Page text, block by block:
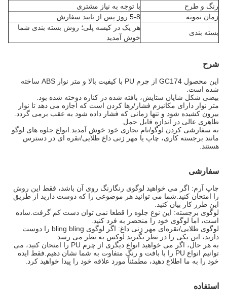
رنگ و طرح
با توجه به نیاز مشتری
زمان نمونه
5-8 روز پس از تایید سفارش
بسته بندی
هر یک در کیسه پلی؛ روش بسته بندی شما
خوش آمدید
شرح
این محصول GC174 از چرم PU با کیفیت بالا و متر نوار ABS ساخته
شده است.
بیضی شکل شایان ستایش، بافته شده در کناره دوخته شده بود.
متر نوار دارای مکانیزم فشار/رها کردن است که اجازه می دهد تا نوار
بیرون کشیده شود و تنها زمانی که فشار داده شود به عقب برمی گردد.
ظاهری عالی در اندازه قابل حمل.
به سفارشی کردن لوگو/نام تجاری خود خوش آمدید.انواع جلوه های لوگو
مانند برجسته کاری، چاپ یا مهر زنی داغ طلایی/نقره ای در دسترس
هستند.
سفارشی
چاپ آرم: اگر می خواهید لوگوی رنگارنگ روی آن باشد، فقط این روش
را امتحان کنید.شما می توانید هر موضوعی را که دوست دارید از طریق
این طرز کار بیان کنید.
لوگوی برجسته: این نوع جلوه را قطعا نمی توان دست کم گرفت.ساده
است، اما لوگوی خود را منحصر به فرد کنید.
لوگوی طلایی/نقره‌ای مهر زنی داغ: اگر لوگوی bling bling را دوست
دارید، این یکی را در نظر بگیرید.لوکس به نظر می رسد
به هر حال، اگر می خواهید انواع دیگری از چرم PU را امتحان کنید، می
توانیم انواع PU را با بافت و رنگ متفاوت به شما نشان دهیم.فقط ایده
خود را به ما اطلاع دهید، مطمئناً مورد علاقه خود را پیدا خواهید کرد.
استفاده